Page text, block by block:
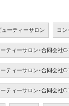
ューティーサロン コン
ティーサロン･合同会社
ティーサロン･合同会社C-
ティーサロン･合同会社